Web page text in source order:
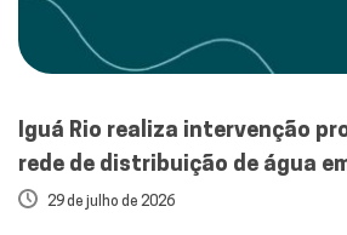
Iguá Rio realiza intervenção
rede de distribuição de água
29 de julho de 2026